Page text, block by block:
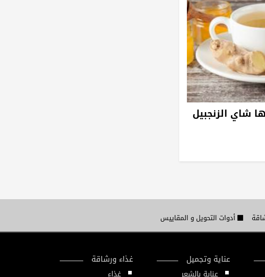
أدوات التحويل و المقاييس
عناية وتجميل
عناية بالشعر
غذاء ورشاقة
غذاء